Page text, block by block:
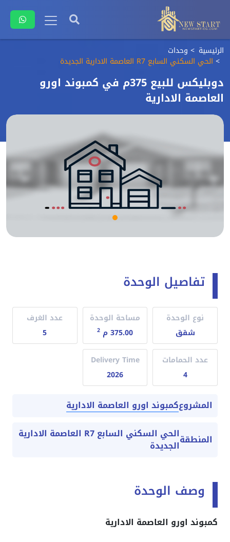
الرئيسية وحدات
الحي السكني السابع R7 العاصمة الادارية الجديدة
دوبليكس للبيع 375م في كمبوند اورو
العاصمة الادارية
تفاصيل الوحدة
نوع الوحدة
شقق
مساحة الوحدة
375.00 م
2
عدد الغرف
5
عدد الحمامات
4
Delivery Time
2026
المشروعكمبوند اورو العاصمة الادارية
المنطقة الحي السكني السابع R7 العاصمة الادارية
الجديدة
وصف الوحدة
كمبوند اورو العاصمة الادارية